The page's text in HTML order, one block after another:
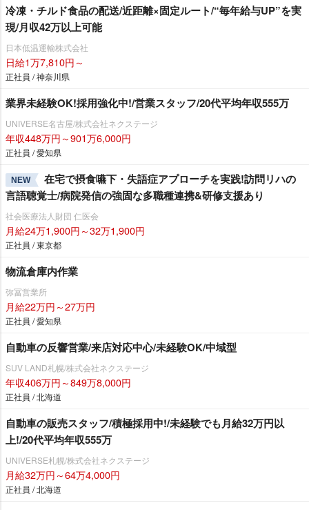
冷凍・チルド食品の配送/近距離×固定ルート/“毎年給与UP”を実
現/月収42万以上可能
日本低温運輸株式会社
日給1万7,810円～
正社員 / 神奈川県
業界未経験OK!採用強化中!/営業スタッフ/20代平均年収555万
UNIVERSE名古屋/株式会社ネクステージ
年収448万円～901万6,000円
正社員 / 愛知県
NEW
在宅で摂食嚥下・失語症アプローチを実践!訪問リハの
言語聴覚士/病院発信の強固な多職種連携&研修支援あり
社会医療法人財団 仁医会
月給24万1,900円～32万1,900円
正社員 / 東京都
物流倉庫内作業
弥冨営業所
月給22万円～27万円
正社員 / 愛知県
自動車の反響営業/来店対応中心/未経験OK/中域型
SUV LAND札幌/株式会社ネクステージ
年収406万円～849万8,000円
正社員 / 北海道
自動車の販売スタッフ/積極採用中!/未経験でも月給32万円以
上!/20代平均年収555万
UNIVERSE札幌/株式会社ネクステージ
月給32万円～64万4,000円
正社員 / 北海道